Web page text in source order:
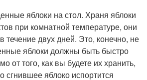
яблоки на стол. Храня яблоки
при комнатной температуре, они
течение двух дней. Это, конечно, не
яблоки должны быть быстро
от того, как вы будете их хранить,
сгнившее яблоко испортится